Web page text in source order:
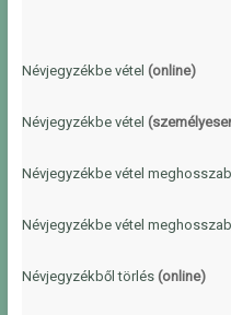
Névjegyzékbe vétel (online)
Névjegyzékbe vétel
Névjegyzékbe vétel
Névjegyzékbe vétel
Névjegyzékből törlés(online)